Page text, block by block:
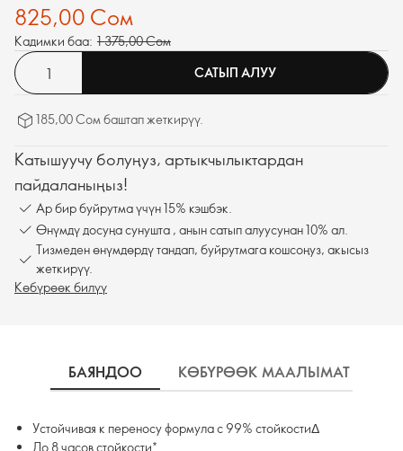
825,00 Сом
Кадимки баа: 1 375,00 Сом
САТЫП АЛУУ
185,00 Сом баштап жеткирүү.
Катышуучу болуңуз, артыкчылыктардан
пайдаланыңыз!
Ар бир буйрутма үчүн 15% кэшбэк.
Өнүмдү досуңа сунушта , анын сатып алуусунан 10% ал.
Тизмеден өнүмдөрдү тандап, буйрутмага кошсоңуз, акысыз
жеткирүү.
Көбүрөөк билүү
БАЯНДОО КӨБҮРӨӨК МААЛЫМАТ
Устойчивая к переносу формула с 99% стойкостиΔ
До 8 часов стойкости*